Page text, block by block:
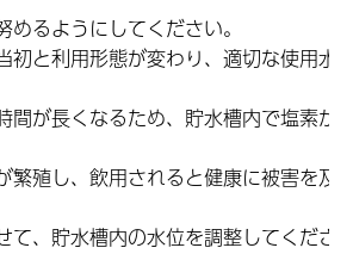
めるようにしてください。
初と利用形態が変わり、適切な使用水
間が長くなるため、貯水槽内で塩素が
繁殖し、飲用されると健康に被害を及
て、貯水槽内の水位を調整してくださ